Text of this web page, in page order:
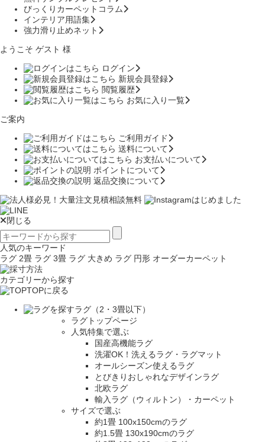
びっくりカーペットコラム
インテリア用語集
強力滑り止めネット
ようこそ ゲスト 様
ログイン
新規会員登録
閲覧履歴
お気に入り一覧
ご案内
ご利用ガイド
送料について
お支払いについて
ポイントについて
返品交換について
閉じる
人気のキーワード
ラグ 2畳 ラグ 3畳 ラグ 大きめ ラグ 円形 オーダーカーペット
カテゴリーから探す
TOPに戻る
ラグ（2・3畳以下）
ラグトップページ
人気特集で選ぶ
国産高機能ラグ
洗濯OK！洗えるラグ・ラグマット
オールシーズン使えるラグ
とびきりおしゃれなデザインラグ
北欧ラグ
輸入ラグ（ウィルトン）・カーペット
サイズで選ぶ
約1畳 100x150cmのラグ
約1.5畳 130x190cmのラグ